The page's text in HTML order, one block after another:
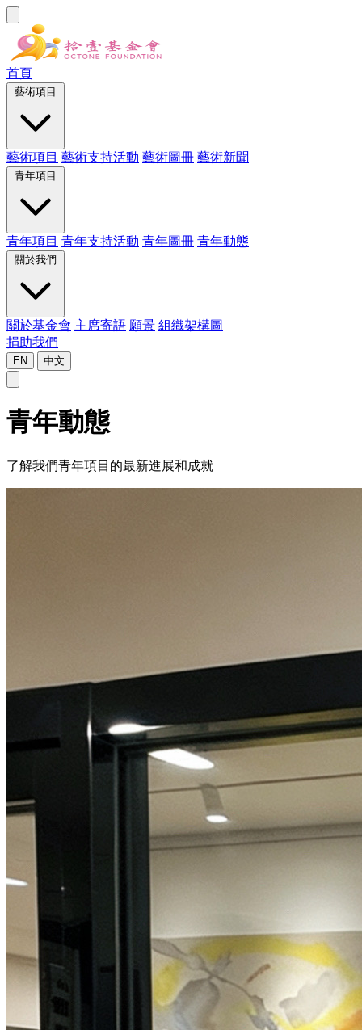
首頁
藝術項目 藝術支持活動 藝術圖冊 藝術新聞
青年項目 青年支持活動 青年圖冊 青年動態
關於基金會 主席寄語 願景 組織架構圖
捐助我們
EN 中文
青年動態
了解我們青年項目的最新進展和成就